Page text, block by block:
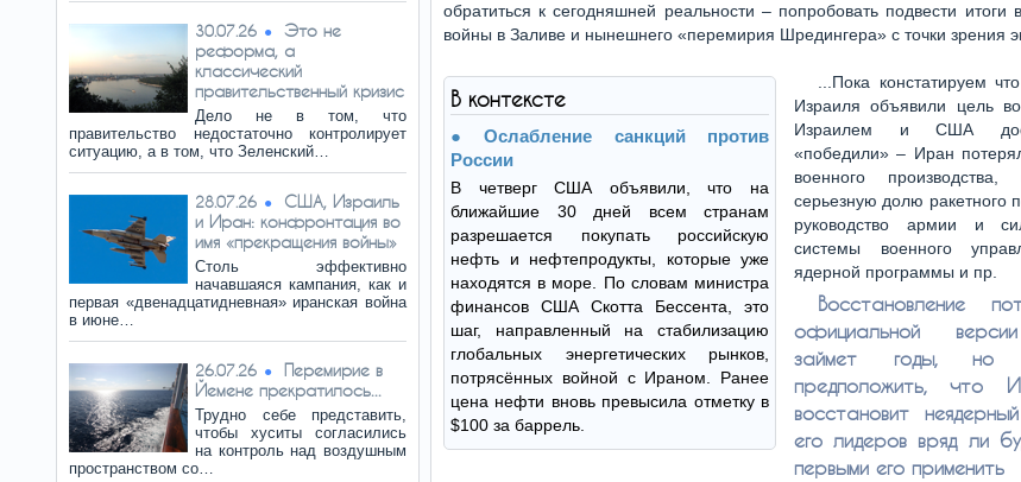
30.07.26
Это не
реформа, а
классический
правительственный кризис
Дело не в том, что
правительство недостаточно контролирует
ситуацию, а в том, что Зеленский…
28.07.26
США, Израиль
и Иран: конфронтация во
имя «прекращения войны»
Столь эффективно
начавшаяся кампания, как и
первая «двенадцатидневная» иранская война
в июне…
26.07.26
Перемирие в
Йемене прекратилось...
Трудно себе представить,
чтобы хуситы согласились
на контроль над воздушным
пространством со…
обратиться к сегодняшней реальности – попробовать подвести итоги
войны в Заливе и нынешнего «перемирия Шредингера» с точки зрения
В контексте
Ослабление санкций против
России
В четверг США объявили, что на
ближайшие 30 дней всем странам
разрешается покупать российскую
нефть и нефтепродукты, которые уже
находятся в море. По словам министра
финансов США Скотта Бессента, это
шаг, направленный на стабилизацию
глобальных энергетических рынков,
потрясённых войной с Ираном. Ранее
цена нефти вновь превысила отметку в
$100 за баррель.
...Пока констатируем
Израиля объявили цель
Израилем и США
«победили» – Иран
военного
серьезную долю ракетного
руководство армии и
системы военного
ядерной программы и пр.
Восстановление
официальной
займет годы, но
предположить, что
восстановит
его лидеров вряд ли
первыми его применить